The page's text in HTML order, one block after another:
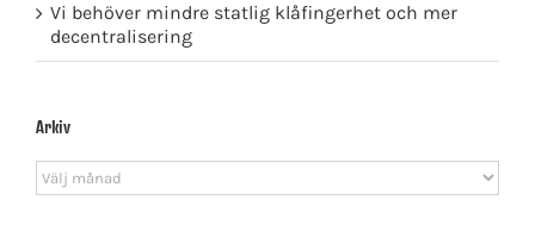
Vi behöver mindre statlig klåfingerhet och mer
decentralisering
Arkiv
Arkiv